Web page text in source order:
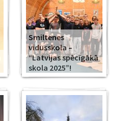
Smiltenes
vidusskola –
“Latvijas spēcīgākā
skola 2025”!